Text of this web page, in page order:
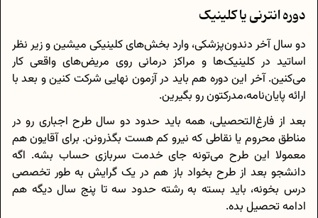
دوره انترنی یا کلینیک
دو سال آخر دندون‌پزشکی، وارد بخش‌های کلینیکی میشین و زیر نظر
اساتید در کلینیک‌ها و مراکز درمانی روی مریض‌های واقعی کار
می‌کنین. آخر این دوره هم باید در آزمون نهایی شرکت کنین و بعد با
ارائه پایان‌نامه،مدرکتون رو بگیرین.
بعد از فارغ‌التحصیلی، همه باید حدود دو سال طرح اجباری رو در
مناطق محروم یا نقاطی که نیرو کم هست بگذرونن. برای آقایون هم
معمولا این طرح می‌تونه جای خدمت سربازی حساب بشه. اگه
دانشجو بعد از طرح بخواد باز هم در یک گرایش به طور تخصصی
درس بخونه، باید بسته به رشته حدود سه تا پنج سال دیگه هم
ادامه تحصیل بده.